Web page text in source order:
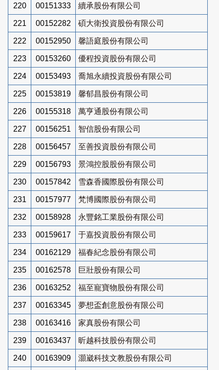
220 00151333 續承股份有限公司
221 00152282 碩大衛投資股份有限公司
222 00152950 馨語庭股份有限公司
223 00153260 優程投資股份有限公司
224 00153493 喬旭永續投資股份有限公司
225 00153819 馨郁昌股份有限公司
226 00155318 萬亨通股份有限公司
227 00156251 智信股份有限公司
228 00156457 至善投資股份有限公司
229 00156793 景鴻控股股份有限公司
230 00157842 雪森香國際股份有限公司
231 00157977 梵博國際股份有限公司
232 00158928 永豐銘工業股份有限公司
233 00159617 于嘉投資股份有限公司
234 00162129 福春紀念股份有限公司
235 00162578 巨壯股份有限公司
236 00163252 福至寵寶物股份有限公司
237 00163345 夢想盃創意股份有限公司
238 00163416 家真股份有限公司
239 00163437 昕越科技股份有限公司
240 00163909 灝崴科技文教股份有限公司